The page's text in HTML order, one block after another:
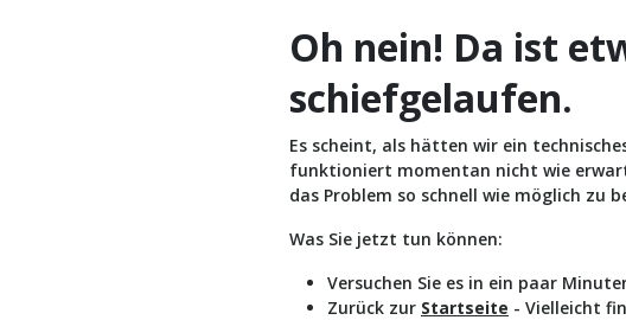
Oh nein! Da ist
schiefgelaufen.
Es scheint, als hätten wir ein
funktioniert momentan nicht wie
das Problem so schnell wie möglich zu
Was Sie jetzt tun können:
Versuchen Sie es in ein paar
Zurück zur Startseite - Vielleicht